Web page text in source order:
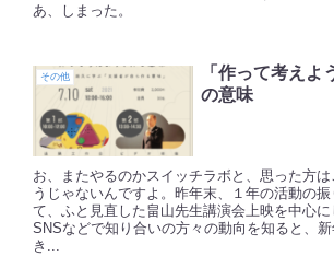
あ、しまった。
その他
「作って考えよ
の意味
お、またやるのかスイッチラボと、思った方
うじゃないんですよ。昨年末、１年の活動の
て、ふと見直した畠山先生講演会上映を中心に
SNSなどで知り合いの方々の動向を知ると、
き...